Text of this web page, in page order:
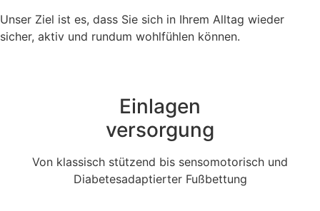
Unser Ziel ist es, dass Sie sich in Ihrem Alltag wieder
sicher, aktiv und rundum wohlfühlen können.
Einlagen
versorgung
Von klassisch stützend bis sensomotorisch und
Diabetesadaptierter Fußbettung